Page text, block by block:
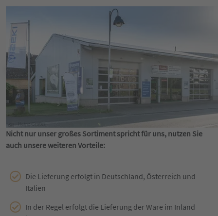
Nicht nur unser großes Sortiment spricht für uns, nutzen Sie
auch unsere weiteren Vorteile:
Die Lieferung erfolgt in Deutschland, Österreich und
Italien
In der Regel erfolgt die Lieferung der Ware im Inland